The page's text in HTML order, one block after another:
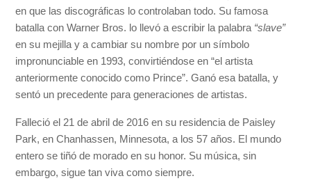
en que las discográficas lo controlaban todo. Su famosa
batalla con Warner Bros. lo llevó a escribir la palabra “slave”
en su mejilla y a cambiar su nombre por un símbolo
impronunciable en 1993, convirtiéndose en “el artista
anteriormente conocido como Prince”. Ganó esa batalla, y
sentó un precedente para generaciones de artistas.
Falleció el 21 de abril de 2016 en su residencia de Paisley
Park, en Chanhassen, Minnesota, a los 57 años. El mundo
entero se tiñó de morado en su honor. Su música, sin
embargo, sigue tan viva como siempre.